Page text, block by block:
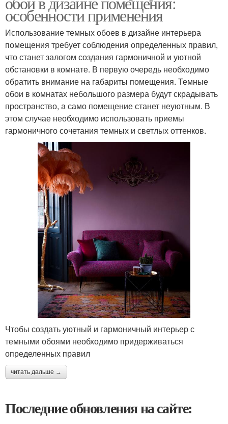
особенности применения
Использование темных обоев в дизайне интерьера
помещения требует соблюдения определенных правил,
что станет залогом создания гармоничной и уютной
обстановки в комнате. В первую очередь необходимо
обратить внимание на габариты помещения. Темные
обои в комнатах небольшого размера будут скрадывать
пространство, а само помещение станет неуютным. В
этом случае необходимо использовать приемы
гармоничного сочетания темных и светлых оттенков.
Чтобы создать уютный и гармоничный интерьер с
темными обоями необходимо придерживаться
определенных правил
читать дальше →
Последние обновления на сайте: